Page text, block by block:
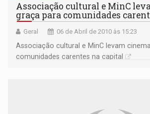
Associação cultural e MinC
graça para comunidades
Geral 06 de Abril de 2010 às 15:23
Associação cultural e MinC levam
comunidades carentes na capital